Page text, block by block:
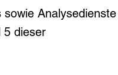
Analysedienste
5 dieser